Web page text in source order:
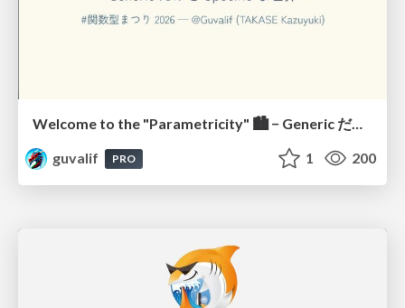
Welcome to the "Parametricity" 🏙️ − Generic だけど Specific な世界 −
guvalif
PRO 1 200